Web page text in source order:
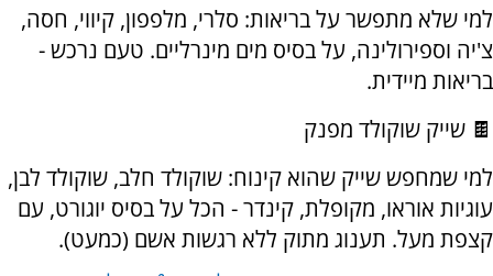
למי שלא מתפשר על בריאות: סלרי, מלפפון, קיווי, חסה,
צ'יה וספירולינה, על בסיס מים מינרליים. טעם נרכש -
בריאות מיידית.
🍫 שייק שוקולד מפנק
למי שמחפש שייק שהוא קינוח: שוקולד חלב, שוקולד לבן,
עוגיות אוראו, מקופלת, קינדר - הכל על בסיס יוגורט, עם
קצפת מעל. תענוג מתוק ללא רגשות אשם (כמעט).